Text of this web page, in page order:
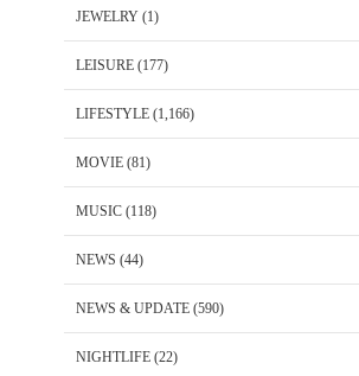
JEWELRY (1)
LEISURE (177)
LIFESTYLE (1,166)
MOVIE (81)
MUSIC (118)
NEWS (44)
NEWS & UPDATE (590)
NIGHTLIFE (22)